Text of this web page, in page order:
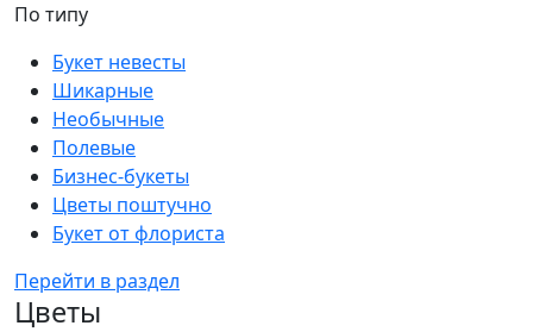
По типу
Букет невесты
Шикарные
Необычные
Полевые
Бизнес-букеты
Цветы поштучно
Букет от флориста
Перейти в раздел
Цветы